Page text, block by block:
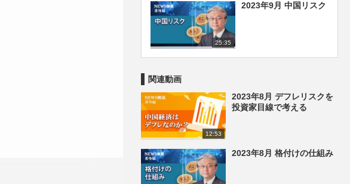
25:35
2023年9月 中国リスク
関連動画
12:53
2023年8月 デフレリスクを
投資家目線で考える
2023年8月 格付けの仕組み